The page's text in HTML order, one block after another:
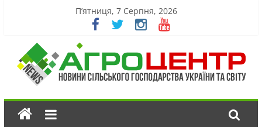
П’ятниця, 7 Серпня, 2026